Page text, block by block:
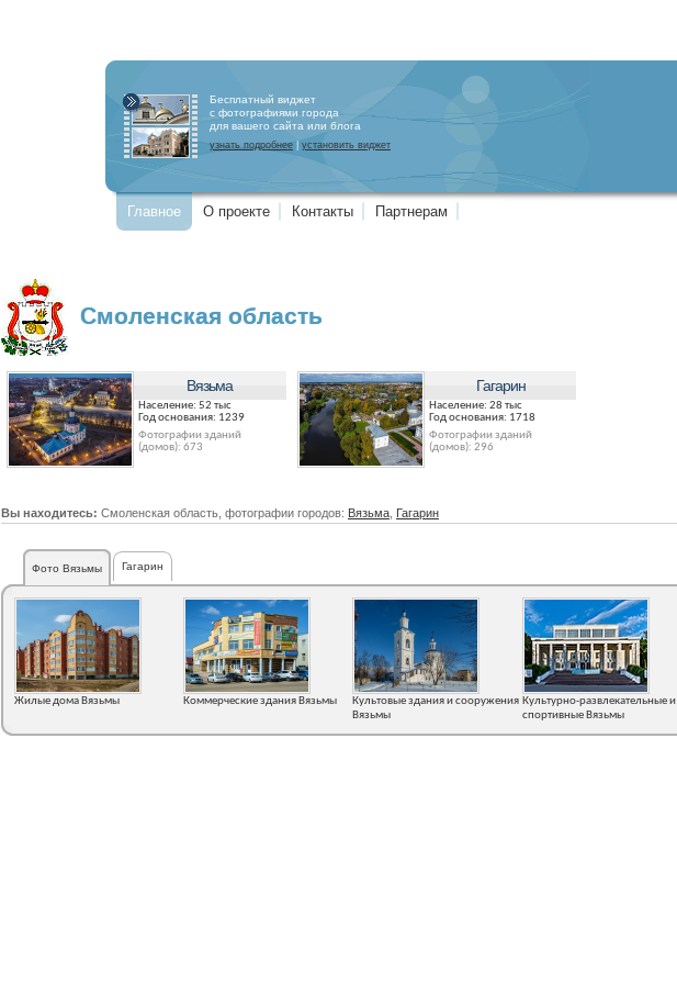
Бесплатный виджет
с фотографиями города
для вашего сайта или блога
узнать подробнее установить виджет
Главное О проекте Контакты
Партнерам
Смоленская область
Вязьма
Население: 52 тыс
Год основания: 1239
Фотографии зданий
(домов): 673
Гагарин
Население: 28 тыс
Год основания: 1718
Фотографии зданий
(домов): 296
Вы находитесь: Смоленская область, фотографии городов: Вязьма Гагарин
Фото Вязьмы Гагарин
Жилые дома Вязьмы Коммерческие здания Вязьмы
Культовые здания и сооружения
Вязьмы
Культурно-развлекательные и
спортивные Вязьмы